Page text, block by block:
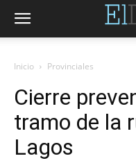
Inicio Provinciales
Cierre
tramo de la
Lagos